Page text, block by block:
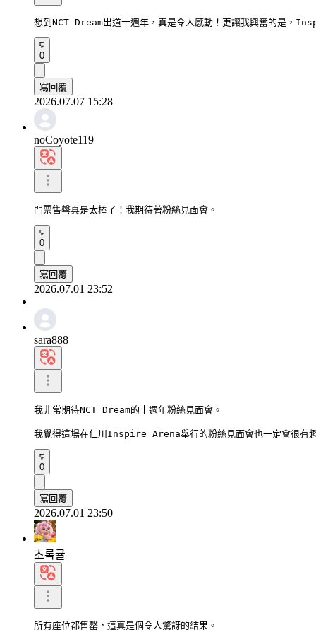
想到NCT Dream出道十週年，真是令人感動！更讓我興奮的是，
0
寫回覆
2026.07.07 15:28
noCoyote119
門票售罄真是太棒了！我期待著粉絲見面會。
0
寫回覆
2026.07.01 23:52
sara888
我非常期待NCT Dream的十週年粉絲見面會。
我覺得這場在仁川Inspire Arena舉行的粉絲見面會也一定會很有
0
寫回覆
2026.07.01 23:50
초록귤
所有座位都售罄，這真是個令人驚訝的結果。